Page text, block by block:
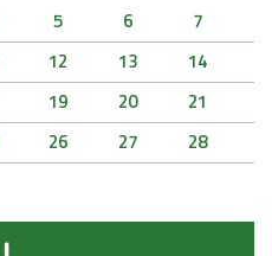
5 6
7
12 13
14
19 20
21
26 27
28